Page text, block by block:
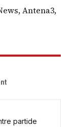
Antena3,
partide